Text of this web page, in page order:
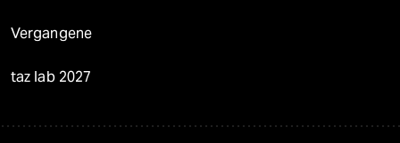
Vergangene
taz lab 2027